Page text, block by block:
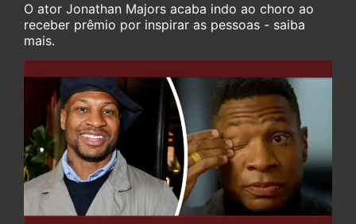
O ator Jonathan Majors acaba indo ao choro ao
receber prêmio por inspirar as pessoas - saiba
mais.